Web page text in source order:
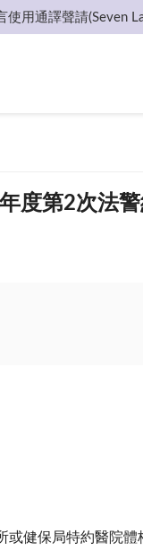
使用通譯聲請(Seven
度第2次法
健保局特約醫院